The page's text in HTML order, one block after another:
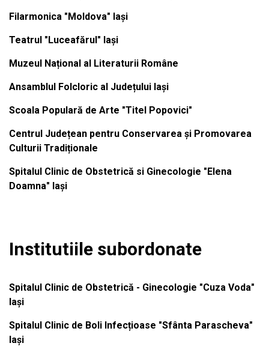
Filarmonica "Moldova" Iași
Teatrul "Luceafărul" Iași
Muzeul Național al Literaturii Române
Ansamblul Folcloric al Județului Iași
Scoala Populară de Arte "Titel Popovici"
Centrul Județean pentru Conservarea și Promovarea
Culturii Tradiționale
Spitalul Clinic de Obstetrică si Ginecologie "Elena
Doamna" Iași
Institutiile subordonate
Spitalul Clinic de Obstetrică - Ginecologie "Cuza Voda"
Iași
Spitalul Clinic de Boli Infecțioase "Sfânta Parascheva"
Iași